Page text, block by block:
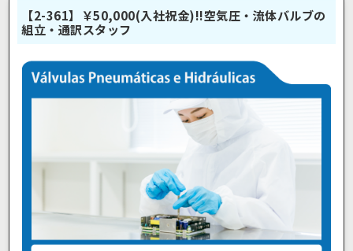
【2-361】￥50,000(入社祝金)!!空気圧・流体バルブの
組立・通訳スタッフ